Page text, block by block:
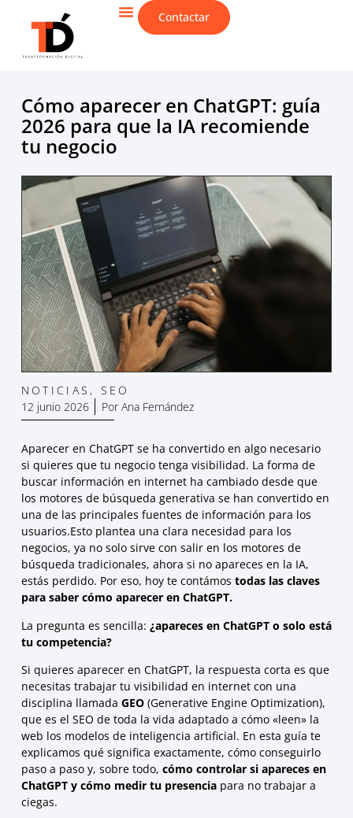
Contactar
Cómo aparecer en ChatGPT: guía
2026 para que la IA recomiende
tu negocio
NOTICIAS , SEO
12 junio 2026
PorAna Fernández
Aparecer en ChatGPT se ha convertido en algo necesario
si quieres que tu negocio tenga visibilidad. La forma de
buscar información en internet ha cambiado desde que
los motores de búsqueda generativa se han convertido en
una de las principales fuentes de información para los
usuarios.Esto plantea una clara necesidad para los
negocios, ya no solo sirve con salir en los motores de
búsqueda tradicionales, ahora si no apareces en la IA,
estás perdido. Por eso, hoy te contámos todas las claves
para saber cómo aparecer en ChatGPT.
La pregunta es sencilla: ¿apareces en ChatGPT o solo está
tu competencia?
Si quieres aparecer en ChatGPT, la respuesta corta es que
necesitas trabajar tu visibilidad en internet con una
disciplina llamada GEO(Generative Engine Optimization),
que es el SEO de toda la vida adaptado a cómo «leen» la
web los modelos de inteligencia artificial. En esta guía te
explicamos qué significa exactamente, cómo conseguirlo
paso a paso y, sobre todo, cómo controlar si apareces en
ChatGPT y cómo medir tu presenciapara no trabajar a
ciegas.